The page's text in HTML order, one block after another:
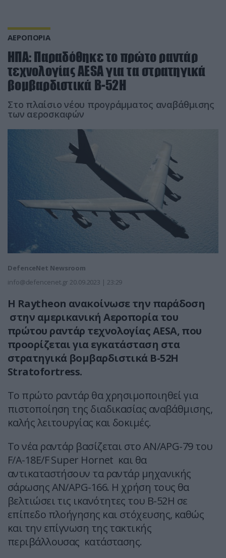
ΑΕΡΟΠΟΡΙΑ
ΗΠΑ: Παραδόθηκε το πρώτο ραντάρ
τεχνολογίας AESA για τα στρατηγικά
βομβαρδιστικά B-52H
Στο πλαίσιο νέου προγράμματος αναβάθμισης
των αεροσκαφών
DefenceNet Newsroom
info@defencenet.gr 20.09.2023 | 23:29
H Raytheon ανακοίνωσε την παράδοση
στην αμερικανική Αεροπορία του
πρώτου ραντάρ τεχνολογίας AESA, που
προορίζεται για εγκατάσταση στα
στρατηγικά βομβαρδιστικά B-52H
Stratofortress.
Το πρώτο ραντάρ θα χρησιμοποιηθεί για
πιστοποίηση της διαδικασίας αναβάθμισης,
καλής λειτουργίας και δοκιμές.
Το νέα ραντάρ βασίζεται στο AN/APG-79 του
F/A-18E/F Super Hornet και θα
αντικαταστήσουν τα ραντάρ μηχανικής
σάρωσης AN/APG-166. H χρήση τους θα
βελτιώσει τις ικανότητες του B-52H σε
επίπεδο πλοήγησης και στόχευσης, καθώς
και την επίγνωση της τακτικής
περιβάλλουσας κατάστασης.